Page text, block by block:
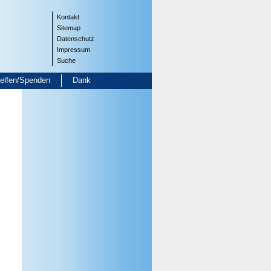
Kontakt
Sitemap
Datenschutz
Impressum
Suche
Spenden Dank